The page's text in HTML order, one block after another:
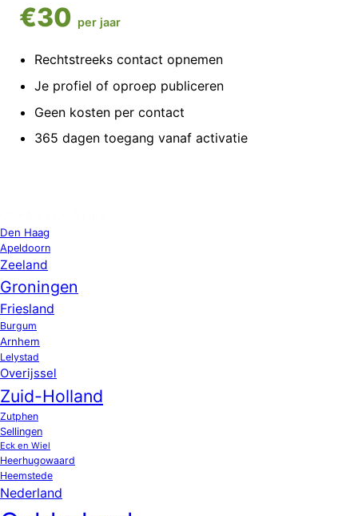
€30 per jaar
Rechtstreeks contact opnemen
Je profiel of oproep publiceren
Geen kosten per contact
365 dagen toegang vanaf activatie
Den Haag
Apeldoorn
Zeeland
Groningen
Friesland
Burgum
Arnhem
Lelystad
Overijssel
Zuid-Holland
Zutphen
Sellingen
Eck en Wiel
Heerhugowaard
Heemstede
Nederland